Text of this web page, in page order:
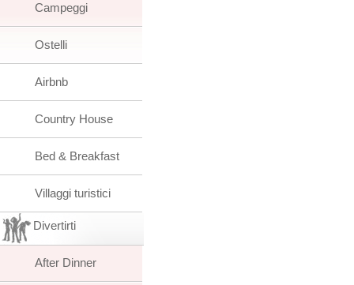
Campeggi
Ostelli
Airbnb
Country House
Bed & Breakfast
Villaggi turistici
Divertirti
After Dinner